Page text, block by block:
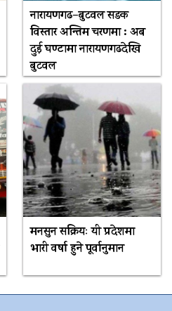
नारायणगढ–बुटवल सडक
विस्तार अन्तिम चरणमा : अब
दुई घण्टामा नारायणगढदेखि
बुटवल
मनसुन सक्रियः यी प्रदेशमा
भारी वर्षा हुने पूर्वानुमान